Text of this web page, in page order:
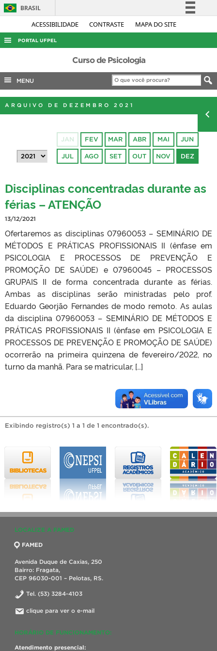
ACESSIBILIDADE CONTRASTE MAPA DO SITE
BRASIL
Simplifique!
Acesso à informação
Legislação
Canais
PORTAL UFPEL
ACESSO À INFORMAÇÃO
AUDITORIA
COBALTO
CONCURSOS
OUVIDORIA
TELEFONES
Curso de Psicologia
MENU
ARQUIVO DE DEZEMBRO 2021
JAN FEV MAR ABR MAI JUN
JUL AGO SET OUT NOV DEZ
Disciplinas concentradas durante as
férias – ATENÇÃO
13/12/2021
Ofertaremos as disciplinas 07960053 – SEMINÁRIO DE
MÉTODOS E PRÁTICAS PROFISSIONAIS II (ênfase em
PSICOLOGIA E PROCESSOS DE PREVENÇÃO E
PROMOÇÃO DE SAÚDE) e 07960045 – PROCESSOS
GRUPAIS II de forma concentrada durante as férias.
Ambas as disciplinas serão ministradas pelo prof.
Eduardo Georjão Fernandes de modo remoto. As aulas
da disciplina 07960053 – SEMINÁRIO DE MÉTODOS E
PRÁTICAS PROFISSIONAIS II (ênfase em PSICOLOGIA E
PROCESSOS DE PREVENÇÃO E PROMOÇÃO DE SAÚDE)
ocorrerão na primeira quinzena de fevereiro/2022, no
turno da manhã. Para se matricular, […]
Exibindo registro(s) 1 a 1 de 1 encontrado(s).
LOCALIZE A FAMED
FAMED
Avenida Duque de Caxias, 250
Bairro: Fragata,
CEP 96030-001 – Pelotas, RS.
Tel. (53) 3284-4103
clique para ver o e-mail
HORÁRIO DE FUNCIONAMENTO:
Atendimento presencial: